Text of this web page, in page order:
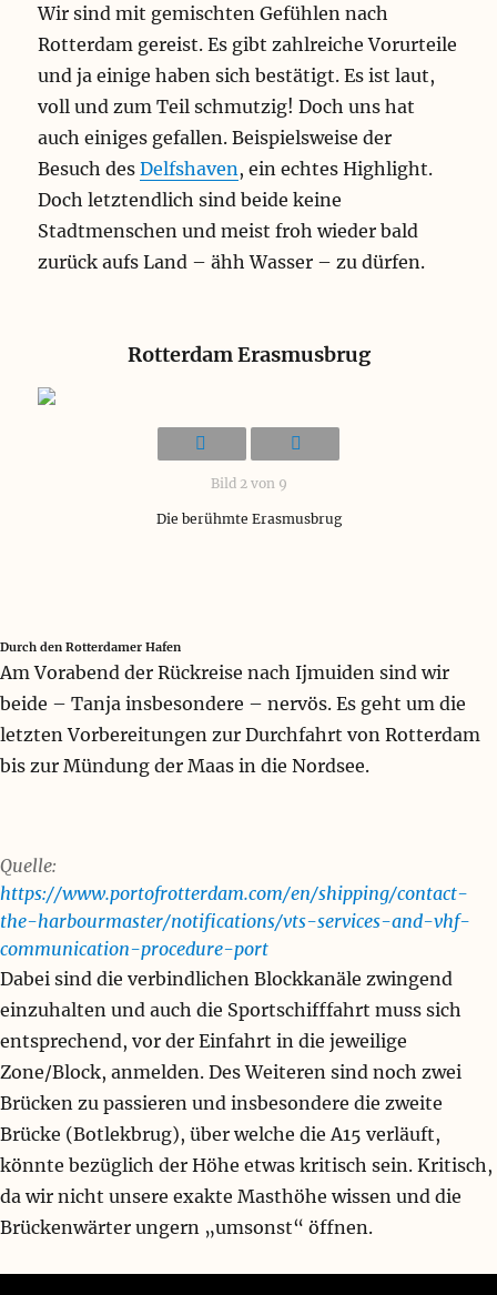
m
k
a
e
l
u
s
s
l
h
e
h
a
l
Wir sind mit gemischten Gefühlen nach
Rotterdam gereist. Es gibt zahlreiche Vorurteile
und ja einige haben sich bestätigt. Es ist laut,
voll und zum Teil schmutzig! Doch uns hat
auch einiges gefallen. Beispielsweise der
Besuch desDelfshaven , ein echtes Highlight.
Doch letztendlich sind beide keine
Stadtmenschen und meist froh wieder bald
zurück aufs Land – ähh Wasser – zu dürfen.
Rotterdam Erasmusbrug
Bild 2 von 9
Die berühmte Erasmusbrug
Durch den Rotterdamer Hafen
Am Vorabend der Rückreise nach Ijmuiden sind wir
beide – Tanja insbesondere – nervös. Es geht um die
letzten Vorbereitungen zur Durchfahrt von Rotterdam
bis zur Mündung der Maas in die Nordsee.
Quelle:
https://www.portofrotterdam.com/en/shipping/contact-
the-harbourmaster/notifications/vts-services-and-vhf-
communication-procedure-port
Dabei sind die verbindlichen Blockkanäle zwingend
einzuhalten und auch die Sportschifffahrt muss sich
entsprechend, vor der Einfahrt in die jeweilige
Zone/Block, anmelden. Des Weiteren sind noch zwei
Brücken zu passieren und insbesondere die zweite
Brücke (Botlekbrug), über welche die A15 verläuft,
könnte bezüglich der Höhe etwas kritisch sein. Kritisch,
da wir nicht unsere exakte Masthöhe wissen und die
Brückenwärter ungern „umsonst“ öffnen.